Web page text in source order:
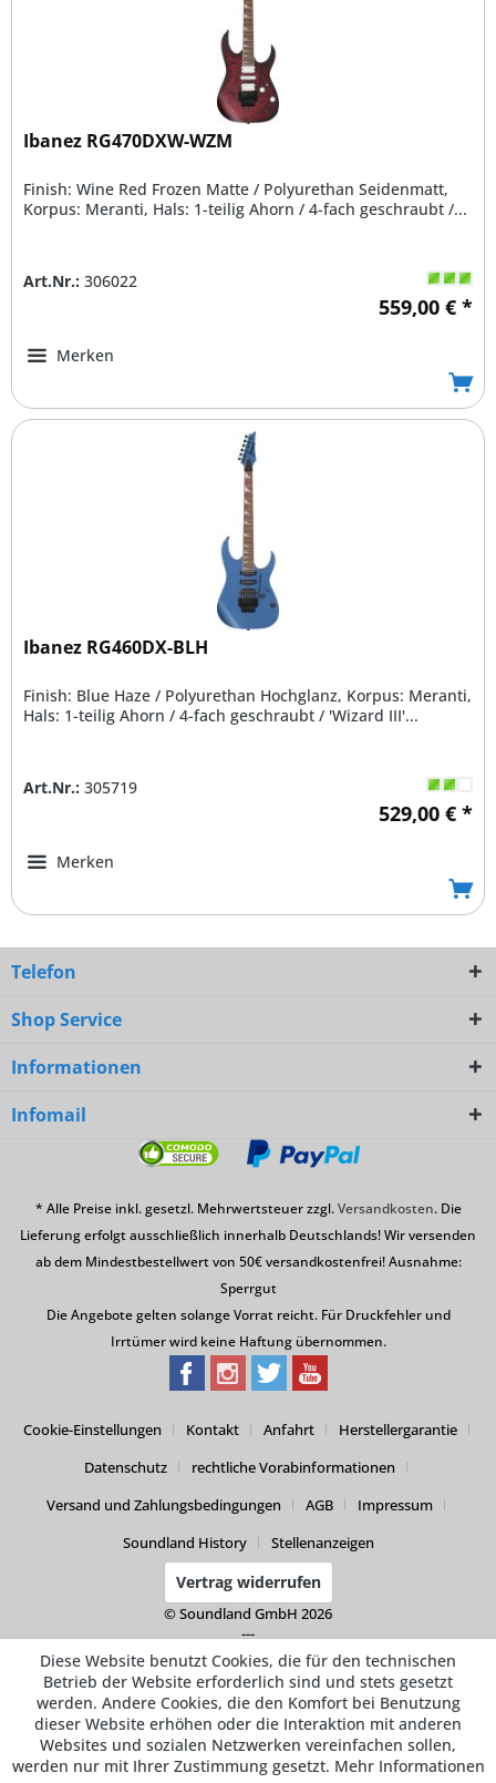
Ibanez RG470DXW-WZM
Finish: Wine Red Frozen Matte / Polyurethan Seidenmatt,
Korpus: Meranti, Hals: 1-teilig Ahorn / 4-fach geschraubt /...
Art.Nr.: 306022
559,00 € *
Merken
Ibanez RG460DX-BLH
Finish: Blue Haze / Polyurethan Hochglanz, Korpus: Meranti,
Hals: 1-teilig Ahorn / 4-fach geschraubt / 'Wizard III'...
Art.Nr.: 305719
529,00 € *
Merken
Telefon
Shop Service
Informationen
Infomail
* Alle Preise inkl. gesetzl. Mehrwertsteuer zzgl.Versandkosten. Die
Lieferung erfolgt ausschließlich innerhalb Deutschlands! Wir versenden
ab dem Mindestbestellwert von 50€ versandkostenfrei! Ausnahme:
Sperrgut
Die Angebote gelten solange Vorrat reicht. Für Druckfehler und
Irrtümer wird keine Haftung übernommen.
Cookie-Einstellungen Kontakt Anfahrt
Herstellergarantie
Datenschutz
rechtliche Vorabinformationen
Versand und Zahlungsbedingungen
AGB
Impressum
Soundland History
Stellenanzeigen
Vertrag widerrufen
© Soundland GmbH 2026
---
Diese Website benutzt Cookies, die für den technischen
Betrieb der Website erforderlich sind und stets gesetzt
werden. Andere Cookies, die den Komfort bei Benutzung
dieser Website erhöhen oder die Interaktion mit anderen
Websites und sozialen Netzwerken vereinfachen sollen,
werden nur mit Ihrer Zustimmung gesetzt. Mehr Informationen